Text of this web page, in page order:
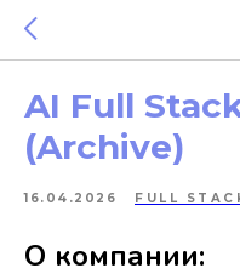
AI Full
(Archive)
16.04.2026 FULL
О компании: